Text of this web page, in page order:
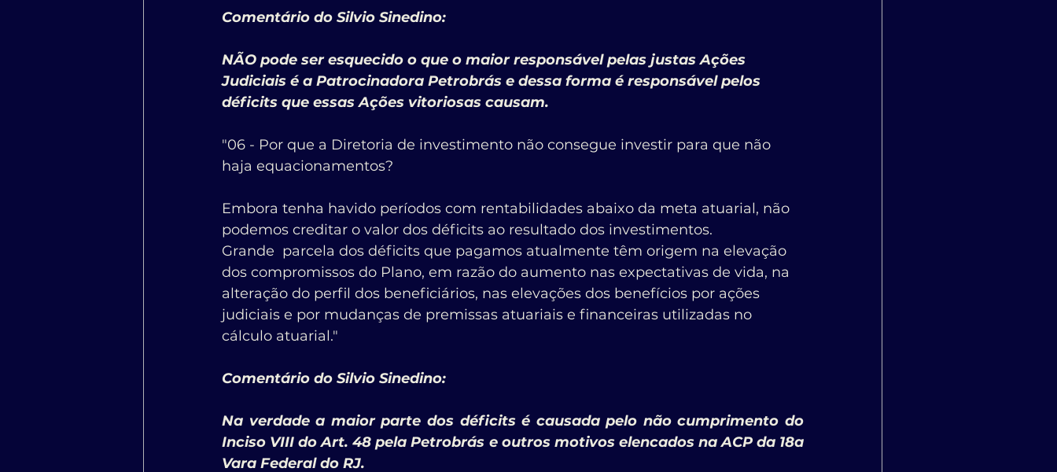
Comentário do Silvio Sinedino:
NÃO pode ser esquecido o que o maior responsável pelas justas Ações
Judiciais é a Patrocinadora Petrobrás e dessa forma é responsável pelos
déficits que essas Ações vitoriosas causam.
"06 - Por que a Diretoria de investimento não consegue investir para que não
haja equacionamentos?
Embora tenha havido períodos com rentabilidades abaixo da meta atuarial, não
podemos creditar o valor dos déficits ao resultado dos investimentos.
Grande  parcela dos déficits que pagamos atualmente têm origem na elevação
dos compromissos do Plano, em razão do aumento nas expectativas de vida, na
alteração do perfil dos beneficiários, nas elevações dos benefícios por ações
judiciais e por mudanças de premissas atuariais e financeiras utilizadas no
cálculo atuarial."
Comentário do Silvio Sinedino:
Na verdade a maior parte dos déficits é causada pelo não cumprimento do
Inciso VIII do Art. 48 pela Petrobrás e outros motivos elencados na ACP da 18a
Vara Federal do RJ.